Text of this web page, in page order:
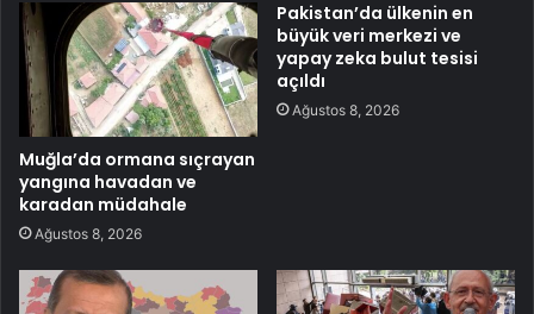
Muğla’da ormana sıçrayan
yangına havadan ve
karadan müdahale
Ağustos 8, 2026
Pakistan’da ülkenin en
büyük veri merkezi ve
yapay zeka bulut tesisi
açıldı
Ağustos 8, 2026